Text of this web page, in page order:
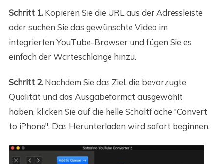
Schritt 1.Kopieren Sie die URL aus der Adressleiste
oder suchen Sie das gewünschte Video im
integrierten YouTube-Browser und fügen Sie es
einfach der Warteschlange hinzu.
Schritt 2.Nachdem Sie das Ziel, die bevorzugte
Qualität und das Ausgabeformat ausgewählt
haben, klicken Sie auf die helle Schaltfläche "Convert
to iPhone". Das Herunterladen wird sofort beginnen.